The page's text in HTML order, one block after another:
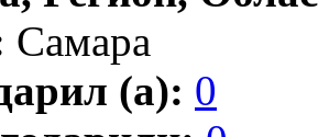
Самара
(а): 0